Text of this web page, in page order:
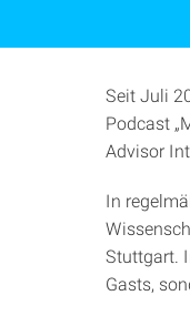
Seit Juli
Podcast
Advisor
In
Stuttgart.
Gasts,